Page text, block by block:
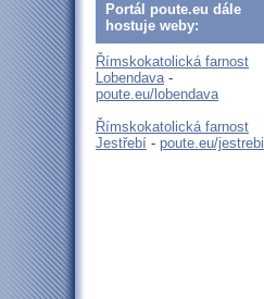
Portál poute.eu dále
hostuje weby:
Římskokatolická farnost
Lobendava-
poute.eu/lobendava
Římskokatolická farnost
Jestřebí - poute.eu/jestrebi